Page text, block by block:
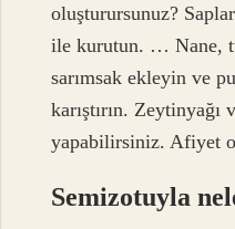
oluşturursunuz?
ile kurutun. … Nane,
sarımsak ekleyin ve
karıştırın.
yapabilirsiniz. Afiyet
Semizotuyla